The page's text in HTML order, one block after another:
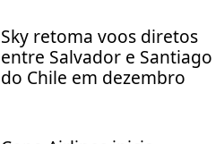
Sky retoma voos diretos
entre Salvador e Santiago
do Chile em dezembro